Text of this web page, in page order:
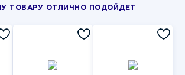
ТОВАРУ ОТЛИЧНО ПОДОЙДЕТ